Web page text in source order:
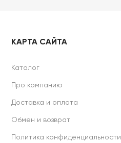
КАРТА САЙТА
Каталог
Про компанию
Доставка и оплата
Обмен и возврат
Политика конфиденциальности